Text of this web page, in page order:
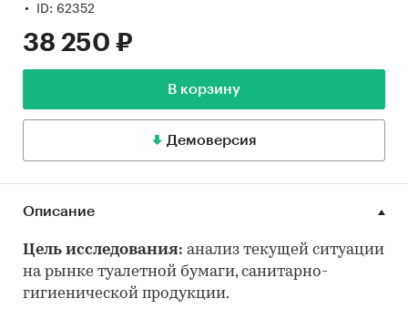
ID: 62352
38 250 ₽
В корзину
Демоверсия
Описание
Цель исследования: анализ текущей ситуации
на рынке туалетной бумаги, санитарно-
гигиенической продукции.